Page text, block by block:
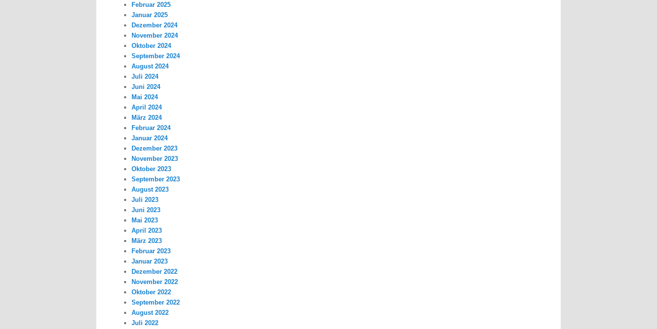
Februar 2025
Januar 2025
Dezember 2024
November 2024
Oktober 2024
September 2024
August 2024
Juli 2024
Juni 2024
Mai 2024
April 2024
März 2024
Februar 2024
Januar 2024
Dezember 2023
November 2023
Oktober 2023
September 2023
August 2023
Juli 2023
Juni 2023
Mai 2023
April 2023
März 2023
Februar 2023
Januar 2023
Dezember 2022
November 2022
Oktober 2022
September 2022
August 2022
Juli 2022